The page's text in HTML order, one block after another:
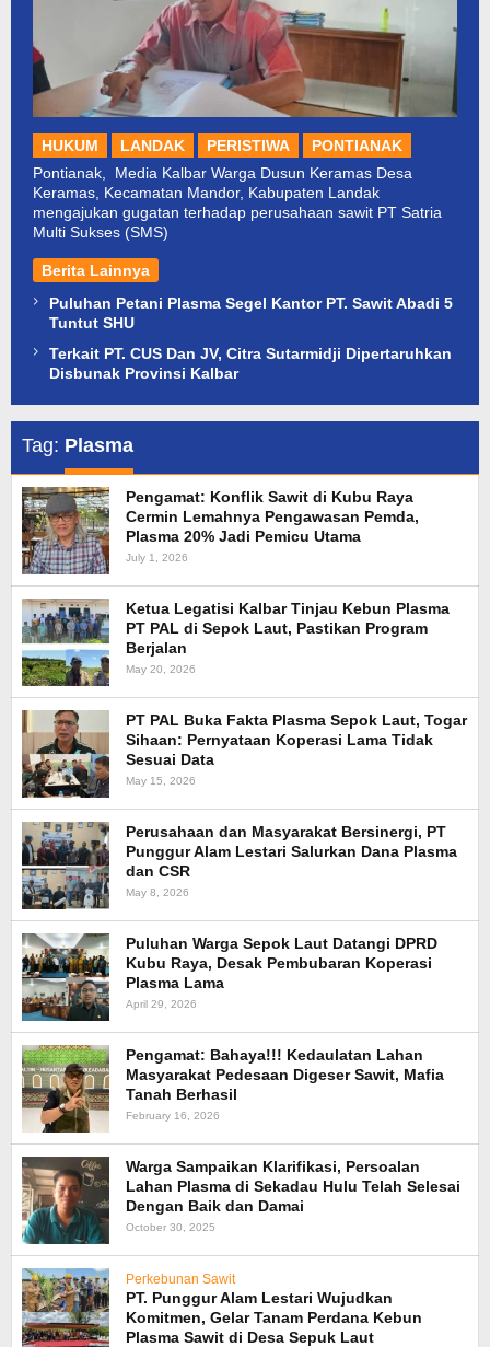
HUKUM LANDAK PERISTIWA
PONTIANAK
Pontianak, Media Kalbar Warga Dusun Keramas Desa
Keramas, Kecamatan Mandor, Kabupaten Landak
mengajukan gugatan terhadap perusahaan sawit PT Satria
Multi Sukses (SMS)
Berita Lainnya
Puluhan Petani Plasma Segel Kantor PT. Sawit Abadi 5
Tuntut SHU
Terkait PT. CUS Dan JV, Citra Sutarmidji Dipertaruhkan
Disbunak Provinsi Kalbar
Tag: Plasma
Pengamat: Konflik Sawit di Kubu Raya
Cermin Lemahnya Pengawasan Pemda,
Plasma 20% Jadi Pemicu Utama
July 1, 2026
Ketua Legatisi Kalbar Tinjau Kebun Plasma
PT PAL di Sepok Laut, Pastikan Program
Berjalan
May 20, 2026
PT PAL Buka Fakta Plasma Sepok Laut, Togar
Sihaan: Pernyataan Koperasi Lama Tidak
Sesuai Data
May 15, 2026
Perusahaan dan Masyarakat Bersinergi, PT
Punggur Alam Lestari Salurkan Dana Plasma
dan CSR
May 8, 2026
Puluhan Warga Sepok Laut Datangi DPRD
Kubu Raya, Desak Pembubaran Koperasi
Plasma Lama
April 29, 2026
Pengamat: Bahaya!!! Kedaulatan Lahan
Masyarakat Pedesaan Digeser Sawit, Mafia
Tanah Berhasil
February 16, 2026
Warga Sampaikan Klarifikasi, Persoalan
Lahan Plasma di Sekadau Hulu Telah Selesai
Dengan Baik dan Damai
October 30, 2025
Perkebunan Sawit
PT. Punggur Alam Lestari Wujudkan
Komitmen, Gelar Tanam Perdana Kebun
Plasma Sawit di Desa Sepuk Laut